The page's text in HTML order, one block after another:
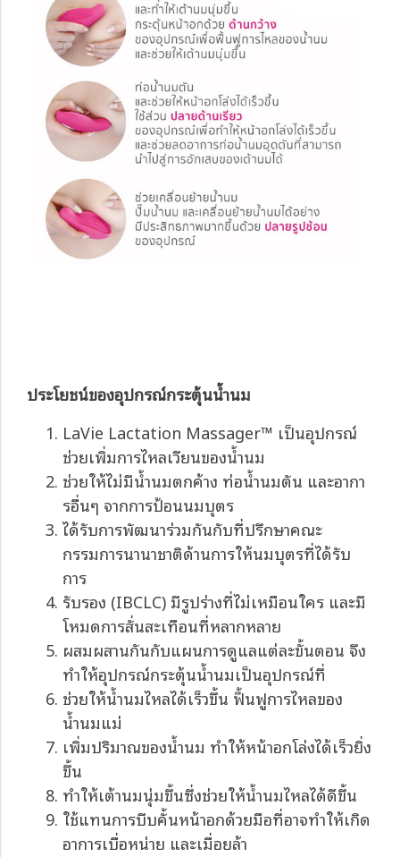
ประโยชน์ของอุปกรณ์กระตุ้นน้ำนม
LaVie Lactation Massager™ เป็นอุปกรณ์
ช่วยเพิ่มการไหลเวียนของน้ำนม
ช่วยให้ไม่มีน้ำนมตกค้าง ท่อน้ำนมตัน และอากา
รอื่นๆ จากการป้อนนมบุตร
ได้รับการพัฒนาร่วมกันกับที่ปรึกษาคณะ
กรรมการนานาชาติด้านการให้นมบุตรที่ได้รับ
การ
รับรอง (IBCLC) มีรูปร่างที่ไม่เหมือนใคร และมี
โหมดการสั่นสะเทือนที่หลากหลาย
ผสมผสานกันกับแผนการดูแลแต่ละขั้นตอน จึง
ทำให้อุปกรณ์กระตุ้นน้ำนมเป็นอุปกรณ์ที่
ช่วยให้น้ำนมไหลได้เร็วขึ้น ฟื้นฟูการไหลของ
น้ำนมแม่
เพิ่มปริมาณของน้ำนม ทำให้หน้าอกโล่งได้เร็วยิ่ง
ขึ้น
ทำให้เต้านมนุ่มขึ้นซึ่งช่วยให้น้ำนมไหลได้ดีขึ้น
ใช้แทนการบีบคั้นหน้าอกด้วยมือที่อาจทำให้เกิด
อาการเบื่อหน่าย และเมื่อยล้า